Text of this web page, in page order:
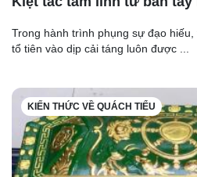
Trong hành trình phụng sự đạo
tổ tiên vào dịp cải táng luôn được ...
KIẾN THỨC VỀ QUÁCH TIỂU